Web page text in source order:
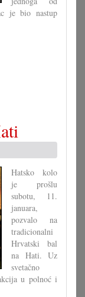
je bio nastup
Hatsko kolo
je prošlu
subotu, 11.
januara,
pozvalo na
tradicionalni
Hrvatski bal
na Hati. Uz
svetačno
u polnoć i